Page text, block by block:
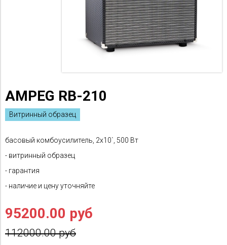
AMPEG RB-210
Витринный образец
басовый комбоусилитель, 2x10`, 500 Вт
- витринный образец
- гарантия
- наличие и цену уточняйте
95200.00 руб
112000.00 руб